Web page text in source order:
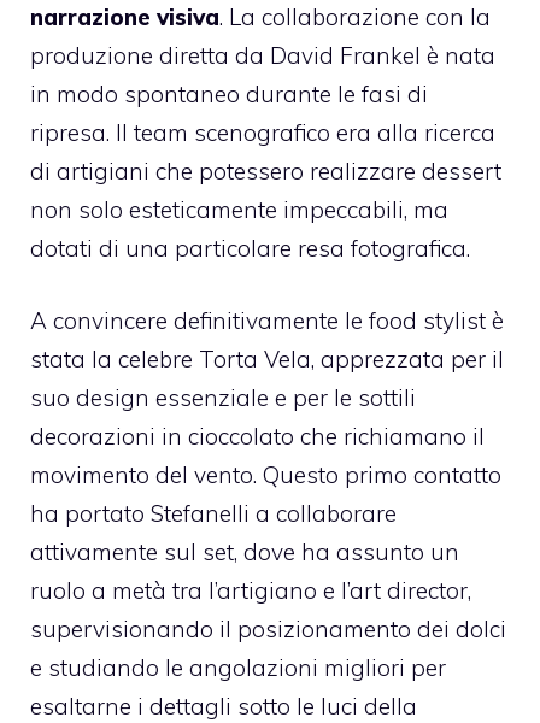
narrazione visiva. La collaborazione con la
produzione diretta da David Frankel è nata
in modo spontaneo durante le fasi di
ripresa. Il team scenografico era alla ricerca
di artigiani che potessero realizzare dessert
non solo esteticamente impeccabili, ma
dotati di una particolare resa fotografica.
A convincere definitivamente le food stylist è
stata la celebre Torta Vela, apprezzata per il
suo design essenziale e per le sottili
decorazioni in cioccolato che richiamano il
movimento del vento. Questo primo contatto
ha portato Stefanelli a collaborare
attivamente sul set, dove ha assunto un
ruolo a metà tra l’artigiano e l’art director,
supervisionando il posizionamento dei dolci
e studiando le angolazioni migliori per
esaltarne i dettagli sotto le luci della